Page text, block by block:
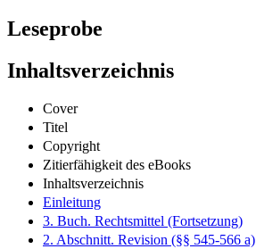
Leseprobe
Inhaltsverzeichnis
Cover
Titel
Copyright
Zitierfähigkeit des eBooks
Inhaltsverzeichnis
Einleitung
3. Buch. Rechtsmittel (Fortsetzung)
2. Abschnitt. Revision (§§ 545-566 a)